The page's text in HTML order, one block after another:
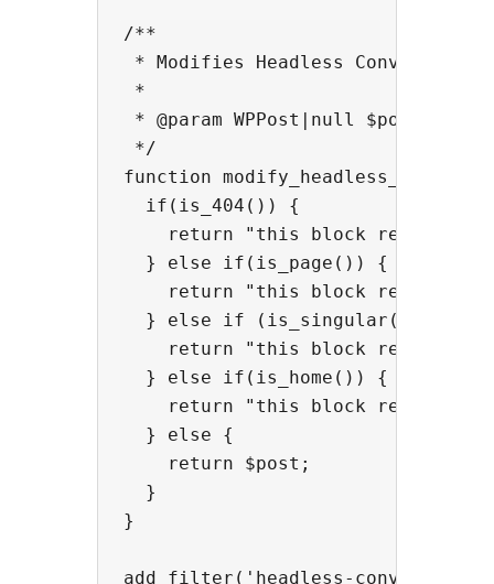
/**
* Modifies Headless Converter
*
* @param WPPost|null $post -
*/
function
  if(is_404()) {
return "this block renders
  } else if(is_page()) {
return "this block renders
} else if (is_singular('post'))
return "this block renders
  } else if(is_home()) {
return "this block renders
  } else {
    return $post;
  }
}